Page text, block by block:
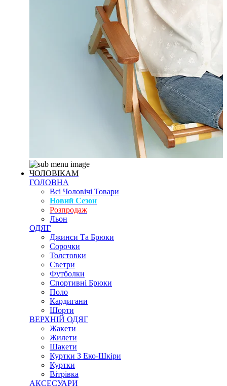
ЧОЛОВІКАМ
ГОЛОВНА
Всі Чоловічі Товари
Новий Сезон
Розпродаж
Льон
ОДЯГ
Джинси Та Брюки
Сорочки
Толстовки
Светри
Футболки
Спортивні Брюки
Поло
Кардигани
Шорти
ВЕРХНІЙ ОДЯГ
Жакети
Жилети
Шакети
Куртки З Еко-Шкіри
Куртки
Вітрівка
АКСЕСУАРИ